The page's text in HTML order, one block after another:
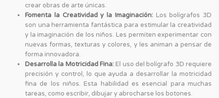
crear obras de arte únicas.
Fomenta la Creatividad y la Imaginación:Los bolígrafos 3D
son una herramienta fantástica para estimular la creatividad
y la imaginación de los niños. Les permiten experimentar con
nuevas formas, texturas y colores, y les animan a pensar de
forma innovadora.
Desarrolla la Motricidad Fina: El uso del bolígrafo 3D requiere
precisión y control, lo que ayuda a desarrollar la motricidad
fina de los niños. Esta habilidad es esencial para muchas
tareas, como escribir, dibujar y abrocharse los botones.